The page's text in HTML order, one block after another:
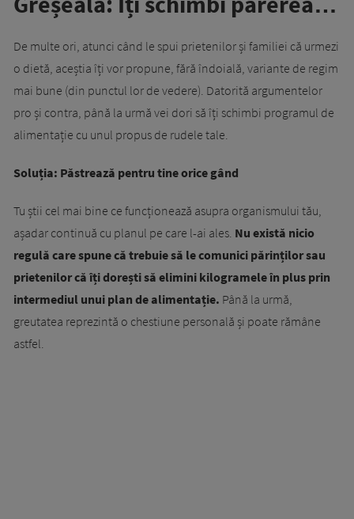
De multe ori, atunci când le spui prietenilor și familiei că urmezi
o dietă, aceștia îți vor propune, fără îndoială, variante de regim
mai bune (din punctul lor de vedere). Datorită argumentelor
pro și contra, până la urmă vei dori să îți schimbi programul de
alimentație cu unul propus de rudele tale.
Soluția: Păstrează pentru tine orice gând
Tu știi cel mai bine ce funcționează asupra organismului tău,
așadar continuă cu planul pe care l-ai ales. Nu există nicio
regulă care spune că trebuie să le comunici părinților sau
prietenilor că îți dorești să elimini kilogramele în plus prin
intermediul unui plan de alimentație. Până la urmă,
greutatea reprezintă o chestiune personală și poate rămâne
astfel.